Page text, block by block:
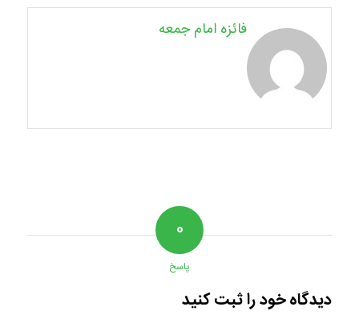
فائزه امام جمعه
۰
پاسخ
دیدگاه خود را ثبت کنید